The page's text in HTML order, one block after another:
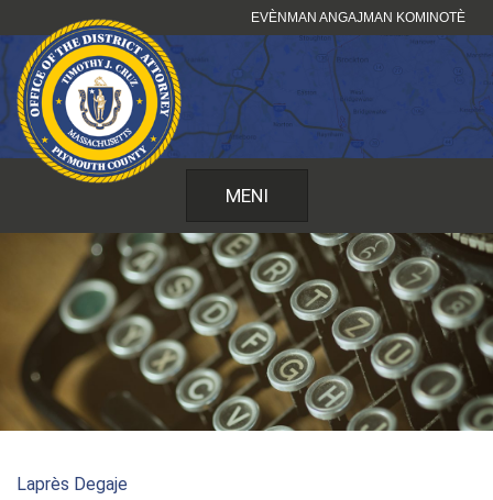
kontni
EVÈNMAN ANGAJMAN KOMINOTÈ
MENI
Laprès Degaje